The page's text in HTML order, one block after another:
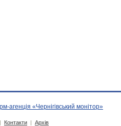
агенція «Чернігівський монітор»
| Контакти | Архів